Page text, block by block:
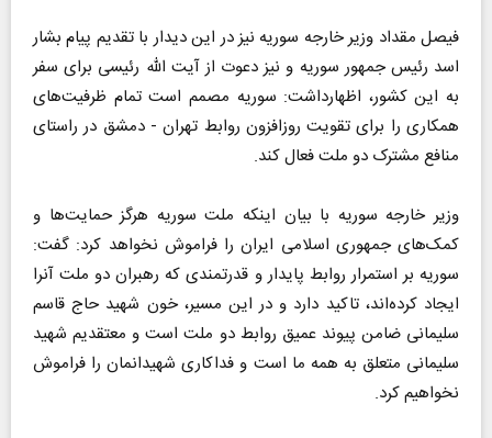
فیصل مقداد وزیر خارجه سوریه نیز در این دیدار با تقدیم پیام بشار
اسد رئیس جمهور سوریه و نیز دعوت از آیت الله رئیسی برای سفر
به این کشور، اظهارداشت: سوریه مصمم است تمام ظرفیت‌های
همکاری را برای تقویت روزافزون روابط تهران - دمشق در راستای
منافع مشترک دو ملت فعال کند.
وزیر خارجه سوریه با بیان اینکه ملت سوریه هرگز حمایت‌ها و
کمک‌های جمهوری اسلامی ایران را فراموش نخواهد کرد: گفت:
سوریه بر استمرار روابط پایدار و قدرتمندی که رهبران دو ملت آنرا
ایجاد کرده‌اند،‌ تاکید دارد و در این مسیر، خون شهید حاج قاسم
سلیمانی ضامن پیوند عمیق روابط دو ملت است و معتقدیم شهید
سلیمانی متعلق به همه ما است و فداکاری شهیدانمان را فراموش
نخواهیم کرد.